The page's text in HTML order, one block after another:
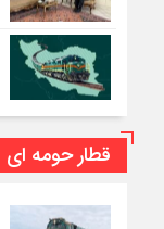
قطار حومه ای